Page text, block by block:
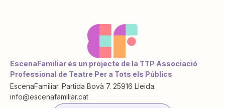
EscenaFamiliar és un projecte de la TTP Associació
Professional de Teatre Per a Tots els Públics
EscenaFamiliar. Partida Bovà 7. 25916 Lleida.
info@escenafamiliar.cat